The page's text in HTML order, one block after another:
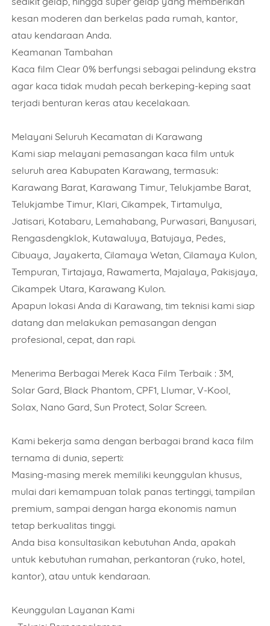
kesan moderen dan berkelas pada rumah, kantor,
atau kendaraan Anda.
Keamanan Tambahan
Kaca film Clear 0% berfungsi sebagai pelindung ekstra
agar kaca tidak mudah pecah berkeping-keping saat
terjadi benturan keras atau kecelakaan.
Melayani Seluruh Kecamatan di Karawang
Kami siap melayani pemasangan kaca film untuk
seluruh area Kabupaten Karawang, termasuk:
Karawang Barat, Karawang Timur, Telukjambe Barat,
Telukjambe Timur, Klari, Cikampek, Tirtamulya,
Jatisari, Kotabaru, Lemahabang, Purwasari, Banyusari,
Rengasdengklok, Kutawaluya, Batujaya, Pedes,
Cibuaya, Jayakerta, Cilamaya Wetan, Cilamaya Kulon,
Tempuran, Tirtajaya, Rawamerta, Majalaya, Pakisjaya,
Cikampek Utara, Karawang Kulon.
Apapun lokasi Anda di Karawang, tim teknisi kami siap
datang dan melakukan pemasangan dengan
profesional, cepat, dan rapi.
Menerima Berbagai Merek Kaca Film Terbaik : 3M,
Solar Gard, Black Phantom, CPF1, Llumar, V-Kool,
Solax, Nano Gard, Sun Protect, Solar Screen.
Kami bekerja sama dengan berbagai brand kaca film
ternama di dunia, seperti:
Masing-masing merek memiliki keunggulan khusus,
mulai dari kemampuan tolak panas tertinggi, tampilan
premium, sampai dengan harga ekonomis namun
tetap berkualitas tinggi.
Anda bisa konsultasikan kebutuhan Anda, apakah
untuk kebutuhan rumahan, perkantoran (ruko, hotel,
kantor), atau untuk kendaraan.
Keunggulan Layanan Kami